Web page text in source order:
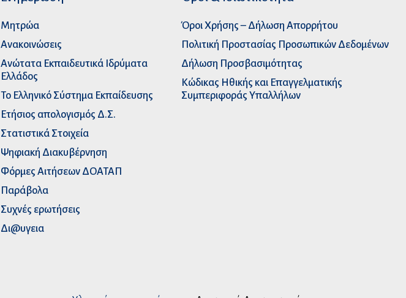
Μητρώα
Ανακοινώσεις
Ανώτατα Eκπαιδευτικά Iδρύματα
Ελλάδος
Το Ελληνικό Σύστημα Εκπαίδευσης
Ετήσιος απολογισμός Δ.Σ.
Στατιστικά Στοιχεία
Ψηφιακή Διακυβέρνηση
Φόρμες Αιτήσεων ΔΟΑΤΑΠ
Παράβολα
Συχνές ερωτήσεις
Δι@υγεια
Όροι Χρήσης – Δήλωση Απορρήτου
Πολιτική Προστασίας Προσωπικών Δεδομένων
Δήλωση Προσβασιμότητας
Κώδικας Ηθικής και Επαγγελματικής
Συμπεριφοράς Υπαλλήλων